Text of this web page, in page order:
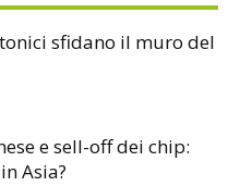
sfidano il muro del
e sell-off dei chip:
Asia?